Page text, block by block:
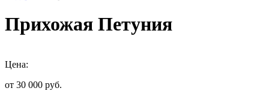
Прихожая Петуния
Цена:
от 30 000 руб.